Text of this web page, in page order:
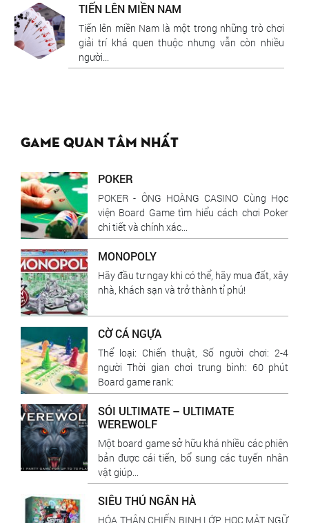
TIẾN LÊN MIỀN NAM
Tiến lên miền Nam là một trong những trò chơi
giải trí khá quen thuộc nhưng vẫn còn nhiều
người...
Game quan tâm nhất
POKER
POKER - ÔNG HOÀNG CASINO Cùng Học
viện Board Game tìm hiểu cách chơi Poker
chi tiết và chính xác...
MONOPOLY
Hãy đầu tư ngay khi có thể, hãy mua đất, xây
nhà, khách sạn và trở thành tỉ phú!
CỜ CÁ NGỰA
Thể loại: Chiến thuật, Số người chơi: 2-4
người Thời gian chơi trung bình: 60 phút
Board game rank:
SÓI ULTIMATE – ULTIMATE
WEREWOLF
Một board game sở hữu khá nhiều các phiên
bản được cái tiến, bổ sung các tuyến nhân
vật giúp...
SIÊU THÚ NGÂN HÀ
HÓA THÂN CHIẾN BINH LỚP HỌC MẬT NGỮ